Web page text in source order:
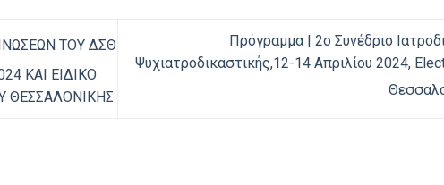
ΤΟΥ ΔΣΘ
ΚΑΙ ΕΙΔΙΚΟ
ΘΕΣΣΑΛΟΝΙΚΗΣ
Πρόγραμμα | 2ο Συνέδριο
Ψυχιατροδικαστικής,12-14 Απριλίου 2024,